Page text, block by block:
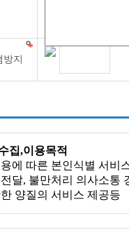
방지
집,이용목적
에 따른 본인식별 서비
달, 불만처리 의사소통
양질의 서비스 제공등